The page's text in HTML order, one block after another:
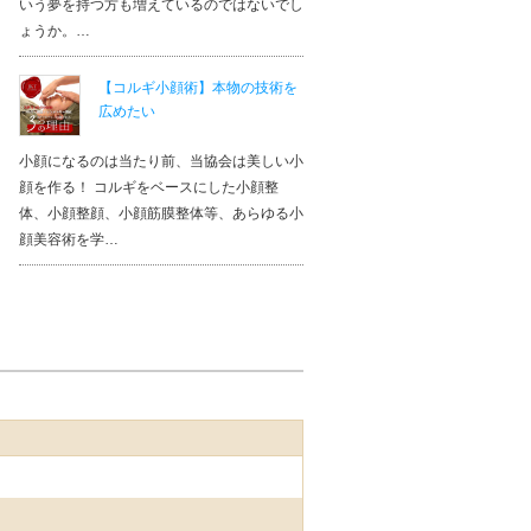
いう夢を持つ方も増えているのではないでし
ょうか。…
【コルギ小顔術】本物の技術を
広めたい
小顔になるのは当たり前、当協会は美しい小
顔を作る！ コルギをベースにした小顔整
体、小顔整顔、小顔筋膜整体等、あらゆる小
顔美容術を学…